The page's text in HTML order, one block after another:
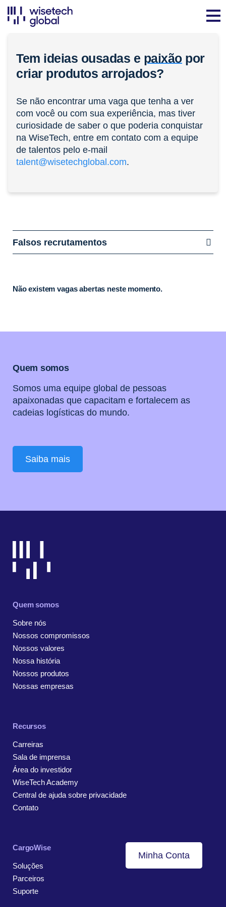
Tem ideias ousadas e paixãopor
criar produtos arrojados?
Se não encontrar uma vaga que tenha a ver
com você ou com sua experiência, mas tiver
curiosidade de saber o que poderia conquistar
na WiseTech, entre em contato com a equipe
de talentos pelo e-mail
talent@wisetechglobal.com.
Falsos recrutamentos
Não existem vagas abertas neste momento.
Quem somos
Somos uma equipe global de pessoas
apaixonadas que capacitam e fortalecem as
cadeias logísticas do mundo.
Saiba mais
Quem somos
Sobre nós
Nossos compromissos
Nossos valores
Nossa história
Nossos produtos
Nossas empresas
Recursos
Carreiras
Sala de imprensa
Área do investidor
WiseTech Academy
Central de ajuda sobre privacidade
Contato
CargoWise
Soluções
Parceiros
Suporte
Minha Conta